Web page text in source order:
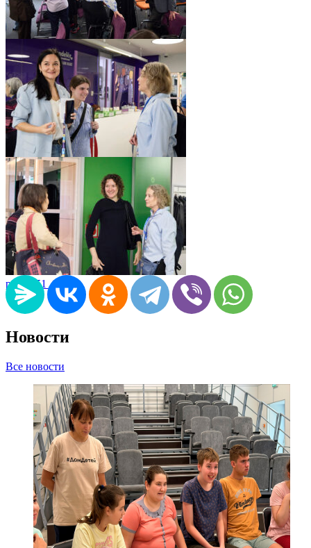
pic06551_11
pic06551_10
pic06551_09
Новости
Все новости